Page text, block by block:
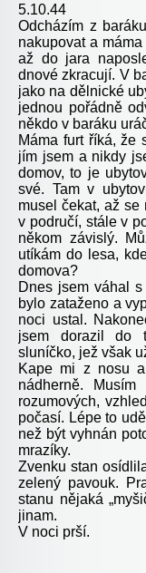
5.10.44
Odcházím z
nakupovat a
až do jara
dnové zkracují. V
jako na dělnické
jednou pořádně
někdo v baráku
Máma furt říká, že
jím jsem a nikdy
domov, to je
své. Tam v
musel čekat, až
v područí, stále v
někom závislý.
utíkám do lesa,
domova?
Dnes jsem váhal
bylo zataženo a
noci ustal.
jsem dorazil do
sluníčko, jež však
Kape mi z nosu
nádherně.
rozumových,
počasí. Lépe to
než být vyhnán
mrazíky.
Zvenku stan
zelený pavouk.
stanu nějaká
jinam.
V noci prší.